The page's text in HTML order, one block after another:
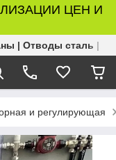
ЦЕН И
| Отводы сталь |
и регулирующая